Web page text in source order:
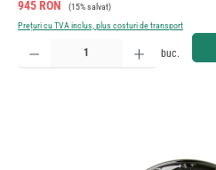
Preț de vânzare:
945 RON Preț obișnuit:
(15% salvat)
Prețuri cu TVA inclus, plus costuri de transport
Cantitate produs: Introduceți cantitatea dorită
buc.